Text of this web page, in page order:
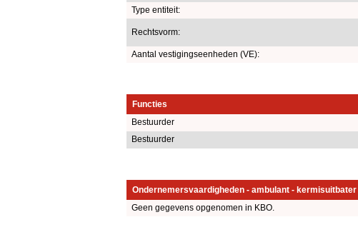
Type entiteit:
Rechtsvorm:
Aantal vestigingseenheden (VE):
Functies
Bestuurder
Bestuurder
Ondernemersvaardigheden - ambulant - kermisuitbater
Geen gegevens opgenomen in KBO.